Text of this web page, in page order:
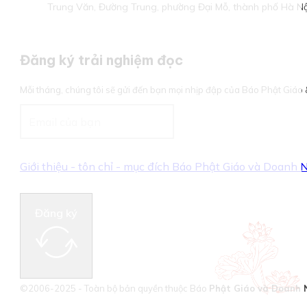
Trung Văn, Đường Trung, phường Đại Mỗ, thành phố Hà
Đăng ký trải nghiệm đọc
Mỗi tháng, chúng tôi sẽ gửi đến bạn mọi nhịp đập của Báo Phật Giáo
Giới thiệu - tôn chỉ - mục đích Báo Phật Giáo và Doanh
©2006-2025 - Toàn bộ bản quyền thuộc Báo Phật Giáo và Doanh